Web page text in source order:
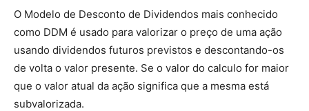
O Modelo de Desconto de Dividendos mais conhecido
como DDM é usado para valorizar o preço de uma ação
usando dividendos futuros previstos e descontando-os
de volta o valor presente. Se o valor do calculo for maior
que o valor atual da ação significa que a mesma está
subvalorizada.